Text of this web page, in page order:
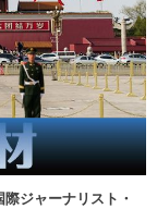
ジャーナリスト・